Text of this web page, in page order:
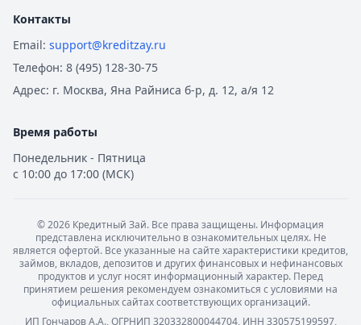
Контакты
Email: support@kreditzay.ru
Телефон: 8 (495) 128-30-75
Адрес: г. Москва, Яна Райниса б-р, д. 12, а/я 12
Время работы
Понедельник - Пятница
с 10:00 до 17:00 (МСК)
©2026 Кредитный Зай. Все права защищены. Информация
представлена исключительно в ознакомительных целях. Не
является офертой. Все указанные на сайте характеристики кредитов,
займов, вкладов, депозитов и других финансовых и нефинансовых
продуктов и услуг носят информационный характер. Перед
принятием решения рекомендуем ознакомиться с условиями на
официальных сайтах соответствующих организаций.
ИП Гончаров А.А., ОГРНИП 320332800044704, ИНН 330575199597,